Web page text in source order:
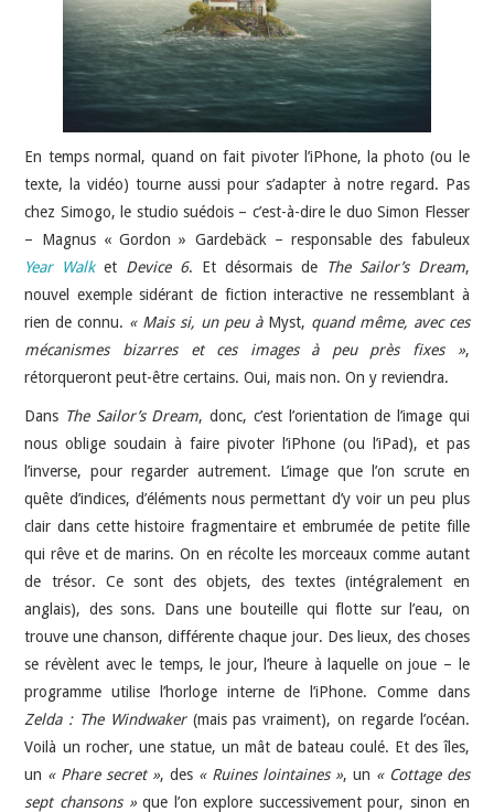
En temps normal, quand on fait pivoter l’iPhone, la photo (ou le
texte, la vidéo) tourne aussi pour s’adapter à notre regard. Pas
chez Simogo, le studio suédois – c’est-à-dire le duo Simon Flesser
– Magnus « Gordon » Gardebäck – responsable des fabuleux
Year Walket Device 6. Et désormais de The Sailor’s Dream,
nouvel exemple sidérant de fiction interactive ne ressemblant à
rien de connu. « Mais si, un peu àMyst, quand même, avec ces
mécanismes bizarres et ces images à peu près fixes »,
rétorqueront peut-être certains. Oui, mais non. On y reviendra.
Dans The Sailor’s Dream, donc, c’est l’orientation de l’image qui
nous oblige soudain à faire pivoter l’iPhone (ou l’iPad), et pas
l’inverse, pour regarder autrement. L’image que l’on scrute en
quête d’indices, d’éléments nous permettant d’y voir un peu plus
clair dans cette histoire fragmentaire et embrumée de petite fille
qui rêve et de marins. On en récolte les morceaux comme autant
de trésor. Ce sont des objets, des textes (intégralement en
anglais), des sons. Dans une bouteille qui flotte sur l’eau, on
trouve une chanson, différente chaque jour. Des lieux, des choses
se révèlent avec le temps, le jour, l’heure à laquelle on joue – le
programme utilise l’horloge interne de l’iPhone. Comme dans
Zelda : The Windwaker(mais pas vraiment), on regarde l’océan.
Voilà un rocher, une statue, un mât de bateau coulé. Et des îles,
un « Phare secret », des « Ruines lointaines », un « Cottage des
sept chansons »que l’on explore successivement pour, sinon en